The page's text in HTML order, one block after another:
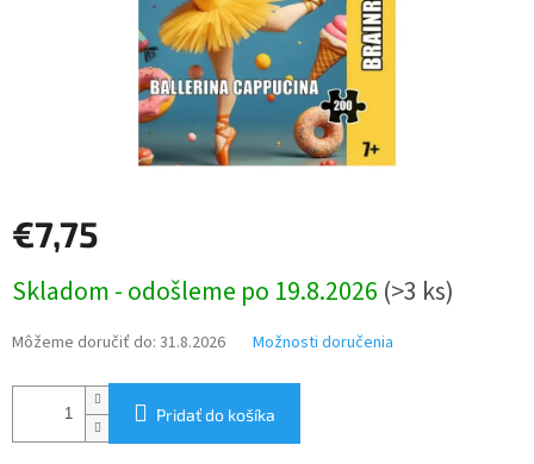
€7,75
cena:
Skladom - odošleme po 19.8.2026 (>3 ks)
Môžeme doručiť do: 31.8.2026 Možnosti doručenia
Pridať do košíka